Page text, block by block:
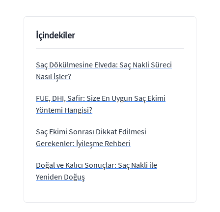
İçindekiler
Saç Dökülmesine Elveda: Saç Nakli Süreci
Nasıl İşler?
FUE, DHI, Safir: Size En Uygun Saç Ekimi
Yöntemi Hangisi?
Saç Ekimi Sonrası Dikkat Edilmesi
Gerekenler: İyileşme Rehberi
Doğal ve Kalıcı Sonuçlar: Saç Nakli ile
Yeniden Doğuş